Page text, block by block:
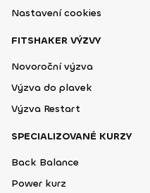
Nastavení cookies
FITSHAKER VÝZVY
Novoroční výzva
Výzva do plavek
Výzva Restart
SPECIALIZOVANÉ KURZY
Back Balance
Power kurz